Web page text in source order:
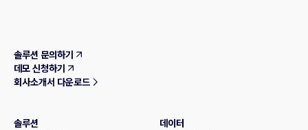
솔루션 문의하기
데모 신청하기
회사소개서 다운로드
솔루션
데이터